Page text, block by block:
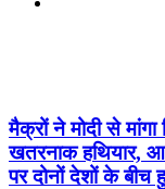
मैक्रों ने मोदी से
खतरनाक हथियार,
पर दोनों देशों के बीच